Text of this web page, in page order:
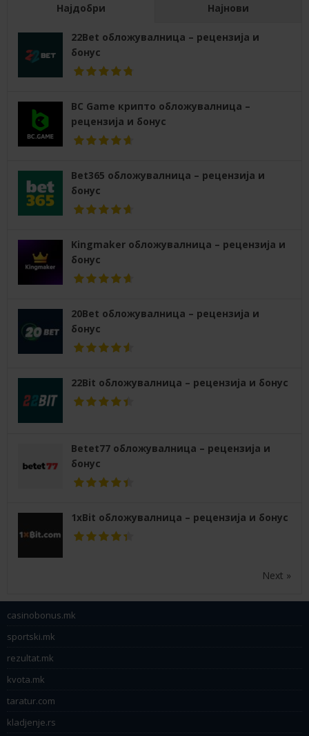
Најдобри Најнови
22Bet обложувалница – рецензија и
бонус
BC Game крипто обложувалница –
рецензија и бонус
Bet365 обложувалница – рецензија и
бонус
Kingmaker обложувалница – рецензија и
бонус
20Bet обложувалница – рецензија и
бонус
22Bit обложувалница – рецензија и бонус
Betet77 обложувалница – рецензија и
бонус
1xBit обложувалница – рецензија и бонус
Next »
casinobonus.mk
sportski.mk
rezultat.mk
kvota.mk
taratur.com
kladjenje.rs